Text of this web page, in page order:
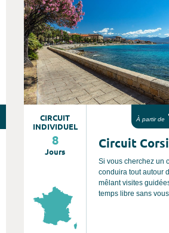
CIRCUIT
INDIVIDUEL
8
Jours
À partir de
Circuit
Si vous cherchez un
conduira tout autour
mêlant visites
temps libre sans